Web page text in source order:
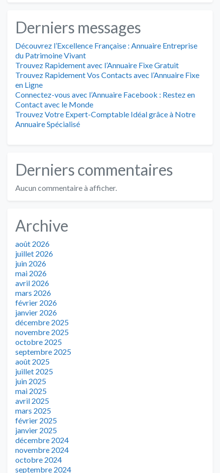
Derniers messages
Découvrez l’Excellence Française : Annuaire Entreprise
du Patrimoine Vivant
Trouvez Rapidement avec l’Annuaire Fixe Gratuit
Trouvez Rapidement Vos Contacts avec l’Annuaire Fixe
en Ligne
Connectez-vous avec l’Annuaire Facebook : Restez en
Contact avec le Monde
Trouvez Votre Expert-Comptable Idéal grâce à Notre
Annuaire Spécialisé
Derniers commentaires
Aucun commentaire à afficher.
Archive
août 2026
juillet 2026
juin 2026
mai 2026
avril 2026
mars 2026
février 2026
janvier 2026
décembre 2025
novembre 2025
octobre 2025
septembre 2025
août 2025
juillet 2025
juin 2025
mai 2025
avril 2025
mars 2025
février 2025
janvier 2025
décembre 2024
novembre 2024
octobre 2024
septembre 2024